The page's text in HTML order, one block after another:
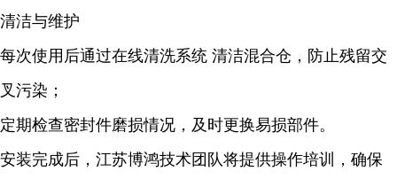
清洁与维护
每次使用后通过在线清洗系统 清洁混合仓，防止残留交
叉污染；
定期检查密封件磨损情况，及时更换易损部件。
安装完成后，江苏博鸿技术团队将提供操作培训，确保